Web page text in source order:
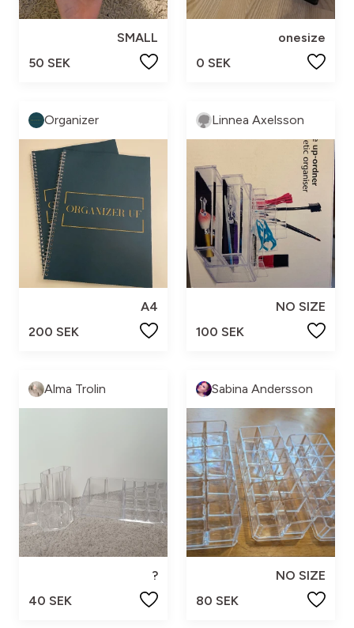
SMALL
50 SEK
onesize
0 SEK
Organizer
A4
200 SEK
Linnea Axelsson
NO SIZE
100 SEK
Alma Trolin
?
40 SEK
Sabina Andersson
NO SIZE
80 SEK